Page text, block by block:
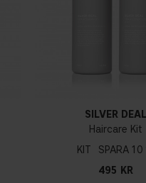
SILVER DEAL
Haircare Kit
KIT
10
495 KR